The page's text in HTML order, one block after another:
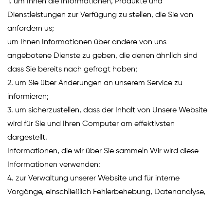
1. um Ihnen die Informationen, Produkte und
Dienstleistungen zur Verfügung zu stellen, die Sie von
anfordern us;
um Ihnen Informationen über andere von uns
angebotene Dienste zu geben, die denen ähnlich sind
dass Sie bereits nach gefragt haben;
2. um Sie über Änderungen an unserem Service zu
informieren;
3. um sicherzustellen, dass der Inhalt von Unsere Website
wird für Sie und Ihren Computer am effektivsten
dargestellt.
Informationen, die wir über Sie sammeln Wir wird diese
Informationen verwenden:
4. zur Verwaltung unserer Website und für interne
Vorgänge, einschließlich Fehlerbehebung, Datenanalyse,